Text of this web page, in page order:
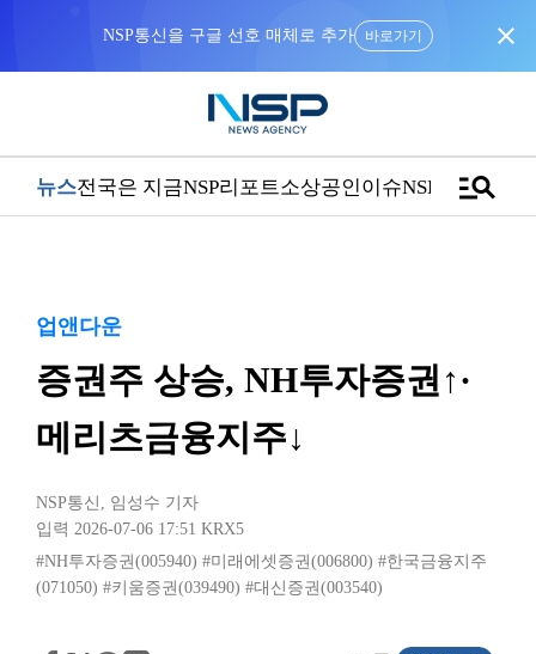
NSP통신을 구글 선호 매체로 추가 바로가기 close
뉴스전국은 지금NSP리포트소상공인이슈NSPTVmanage_search
업앤다운
증권주 상승, NH투자증권↑·
메리츠금융지주↓
NSP통신 , 임성수 기자
입력 2026-07-06 17:51 KRX5
#NH투자증권(005940) #미래에셋증권(006800) #한국금융지주
(071050) #키움증권(039490) #대신증권(003540)